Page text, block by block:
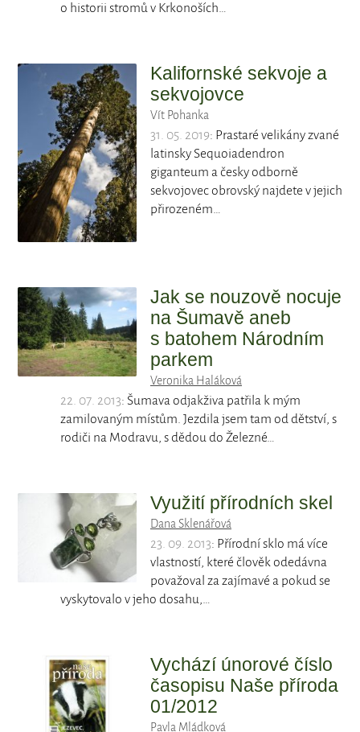
o historii stromů v Krkonoších…
Kalifornské sekvoje a
sekvojovce
Vít Pohanka
31. 05. 2019: Prastaré velikány zvané
latinsky Sequoiadendron
giganteum a česky odborně
sekvojovec obrovský najdete v jejich
přirozeném…
Jak se nouzově nocuje
na Šumavě aneb
s batohem Národním
parkem
Veronika Haláková
22. 07. 2013: Šumava odjakživa patřila k mým
zamilovaným místům. Jezdila jsem tam od dětství, s
rodiči na Modravu, s dědou do Železné…
Využití přírodních skel
Dana Sklenářová
23. 09. 2013: Přírodní sklo má více
vlastností, které člověk odedávna
považoval za zajímavé a pokud se
vyskytovalo v jeho dosahu,…
Vychází únorové číslo
časopisu Naše příroda
01/2012
Pavla Mládková